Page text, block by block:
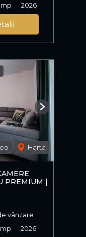
2026
Harta
Next
PREMIUM |
vânzare
2026